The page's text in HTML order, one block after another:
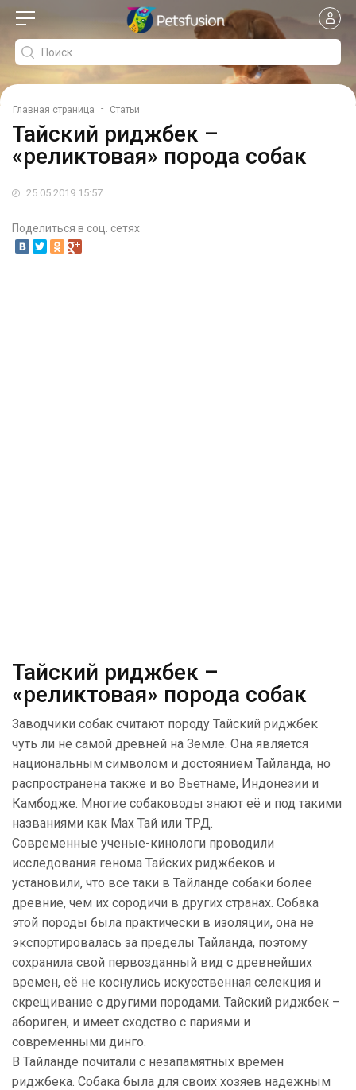
Главная страница - Статьи
Тайский риджбек –
«реликтовая» порода собак
25.05.2019 15:57
Поделиться в соц. сетях
Тайский риджбек –
«реликтовая» порода собак
Заводчики собак считают породу Тайский риджбек
чуть ли не самой древней на Земле. Она является
национальным символом и достоянием Тайланда, но
распространена также и во Вьетнаме, Индонезии и
Камбодже. Многие собаководы знают её и под такими
названиями как Мах Тай или ТРД.
Современные ученые-кинологи проводили
исследования генома Тайских риджбеков и
установили, что все таки в Тайланде собаки более
древние, чем их сородичи в других странах. Собака
этой породы была практически в изоляции, она не
экспортировалась за пределы Тайланда, поэтому
сохранила свой первозданный вид с древнейших
времен, её не коснулись искусственная селекция и
скрещивание с другими породами. Тайский риджбек –
абориген, и имеет сходство с париями и
современными динго.
В Тайланде почитали с незапамятных времен
риджбека. Собака была для своих хозяев надежным